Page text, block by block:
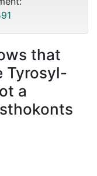
that
Tyrosyl-
a